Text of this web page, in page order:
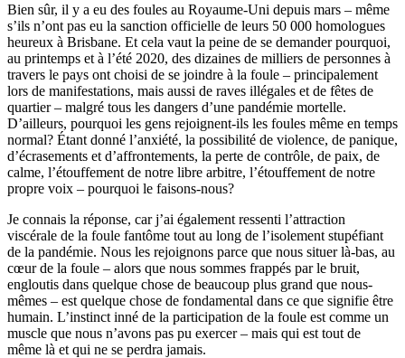
Bien sûr, il y a eu des foules au Royaume-Uni depuis mars – même
s’ils n’ont pas eu la sanction officielle de leurs 50 000 homologues
heureux à Brisbane. Et cela vaut la peine de se demander pourquoi,
au printemps et à l’été 2020, des dizaines de milliers de personnes à
travers le pays ont choisi de se joindre à la foule – principalement
lors de manifestations, mais aussi de raves illégales et de fêtes de
quartier – malgré tous les dangers d’une pandémie mortelle.
D’ailleurs, pourquoi les gens rejoignent-ils les foules même en temps
normal? Étant donné l’anxiété, la possibilité de violence, de panique,
d’écrasements et d’affrontements, la perte de contrôle, de paix, de
calme, l’étouffement de notre libre arbitre, l’étouffement de notre
propre voix – pourquoi le faisons-nous?
Je connais la réponse, car j’ai également ressenti l’attraction
viscérale de la foule fantôme tout au long de l’isolement stupéfiant
de la pandémie. Nous les rejoignons parce que nous situer là-bas, au
cœur de la foule – alors que nous sommes frappés par le bruit,
engloutis dans quelque chose de beaucoup plus grand que nous-
mêmes – est quelque chose de fondamental dans ce que signifie être
humain. L’instinct inné de la participation de la foule est comme un
muscle que nous n’avons pas pu exercer – mais qui est tout de
même là et qui ne se perdra jamais.